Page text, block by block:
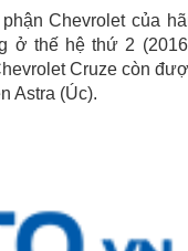
Chevrolet của
ở thế hệ thứ 2
Cruze còn
Astra (Úc).